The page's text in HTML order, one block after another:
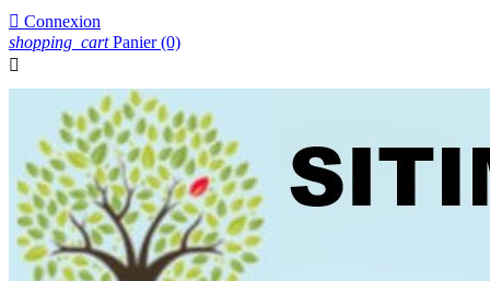
 Connexion
shopping_cart Panier (0)
